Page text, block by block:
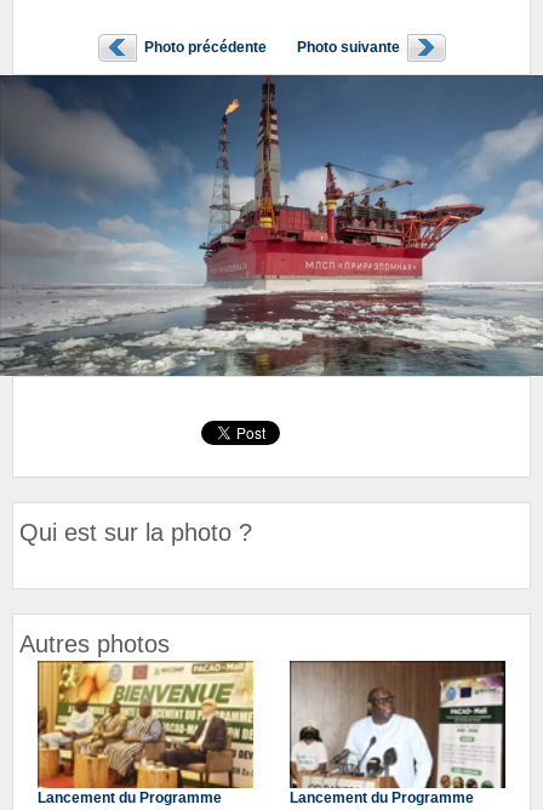
Photo précédente Photo suivante
Qui est sur la photo ?
Autres photos
Lancement du Programme
Lancement du Programme